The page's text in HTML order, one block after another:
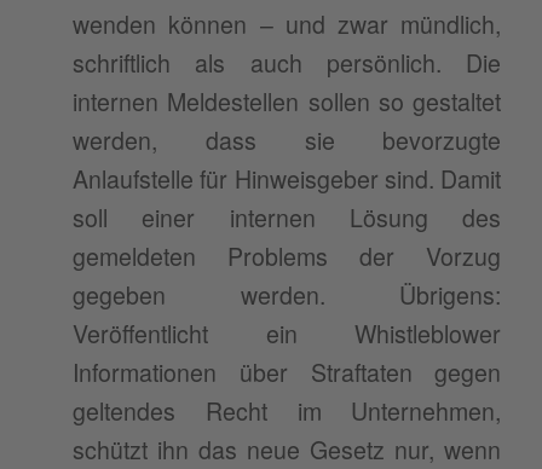
wenden können – und zwar mündlich,
schriftlich als auch persönlich. Die
internen Meldestellen sollen so gestaltet
werden, dass sie bevorzugte
Anlaufstelle für Hinweisgeber sind. Damit
soll einer internen Lösung des
gemeldeten Problems der Vorzug
gegeben werden. Übrigens:
Veröffentlicht ein Whistleblower
Informationen über Straftaten gegen
geltendes Recht im Unternehmen,
schützt ihn das neue Gesetz nur, wenn